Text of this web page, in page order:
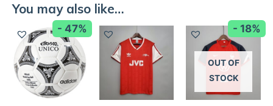
You may also like…
- 47% - 18%
OUT OF
STOCK